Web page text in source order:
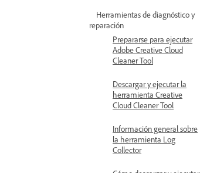
Herramientas de diagnóstico y
reparación
Prepararse para ejecutar
Adobe Creative Cloud
Cleaner Tool
Descargar y ejecutar la
herramienta Creative
Cloud Cleaner Tool
Información general sobre
la herramienta Log
Collector